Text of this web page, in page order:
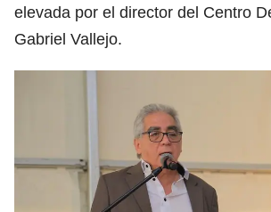
elevada por el director del Centro
Gabriel Vallejo.